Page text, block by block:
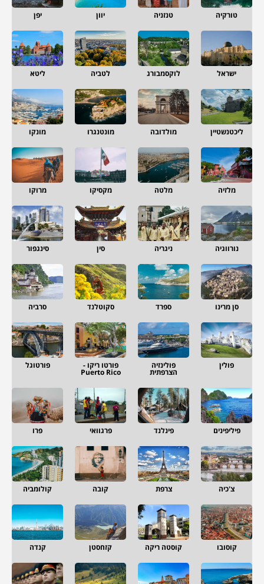
טורקיה טנזניה יוון יפן
ישראל לוקסמבורג לטביה ליטא
ליכטנשטיין מולדובה מונטנגרו מונקו
מלזיה מלטה מקסיקו מרוקו
נורווגיה ניגריה סין סינגפור
סן מרינו ספרד סקוטלנד סרביה
פולין פולינזיה
הצרפתית
פורטו ריקו -
Puerto Rico
פורטוגל
פיליפינים פינלנד פרגוואי פרו
צ'כיה צרפת קובה קולומביה
קוסובו קוסטה ריקה קזחסטן קנדה